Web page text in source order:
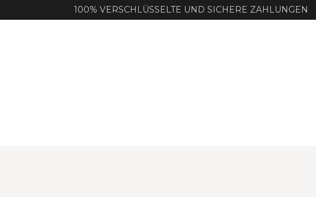
100% VERSCHLÜSSELTE UND SICHERE ZAHLUNGEN